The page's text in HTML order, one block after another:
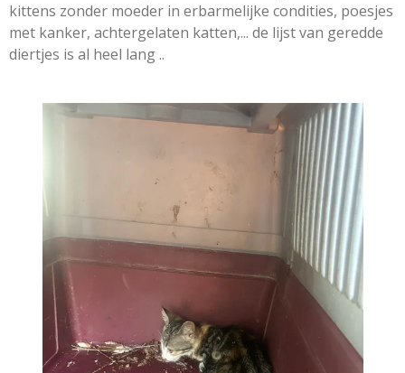
kittens zonder moeder in erbarmelijke condities, poesjes
met kanker, achtergelaten katten,... de lijst van geredde
diertjes is al heel lang ..